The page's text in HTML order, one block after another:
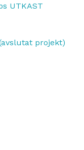
UTKAST
projekt)